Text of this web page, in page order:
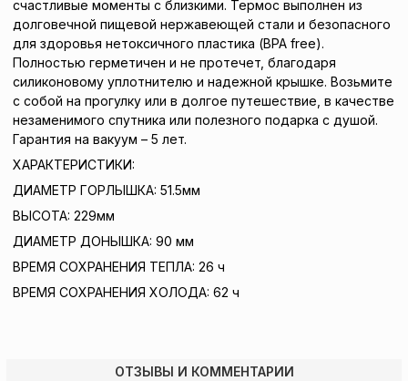
счастливые моменты с близкими. Термос выполнен из
долговечной пищевой нержавеющей стали и безопасного
для здоровья нетоксичного пластика (BPA free).
Полностью герметичен и не протечет, благодаря
силиконовому уплотнителю и надежной крышке. Возьмите
с собой на прогулку или в долгое путешествие, в качестве
незаменимого спутника или полезного подарка с душой.
Гарантия на вакуум – 5 лет.
ХАРАКТЕРИСТИКИ:
ДИАМЕТР ГОРЛЫШКА: 51.5мм
ВЫСОТА: 229мм
ДИАМЕТР ДОНЫШКА: 90 мм
ВРЕМЯ СОХРАНЕНИЯ ТЕПЛА: 26 ч
ВРЕМЯ СОХРАНЕНИЯ ХОЛОДА: 62 ч
ОТЗЫВЫ И КОММЕНТАРИИ